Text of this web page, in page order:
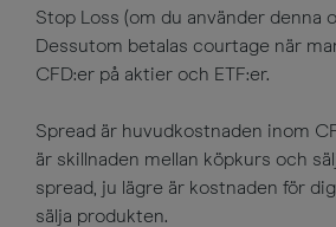
Stop Loss (om du använder denna
Dessutom betalas courtage när
CFD:er på aktier och ETF:er.
Spread är huvudkostnaden inom
är skillnaden mellan köpkurs och
spread, ju lägre är kostnaden för
sälja produkten.